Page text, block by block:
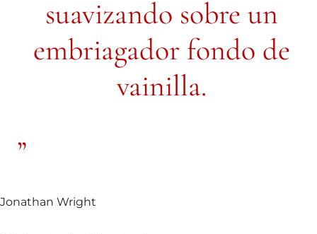
suavizando sobre un
embriagador fondo de
vainilla.
Jonathan Wright